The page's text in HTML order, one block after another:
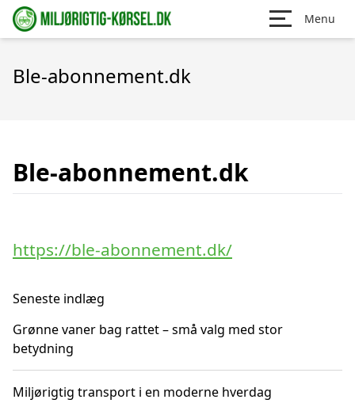
Menu
Ble-abonnement.dk
Ble-abonnement.dk
https://ble-abonnement.dk/
Seneste indlæg
Grønne vaner bag rattet – små valg med stor
betydning
Miljørigtig transport i en moderne hverdag